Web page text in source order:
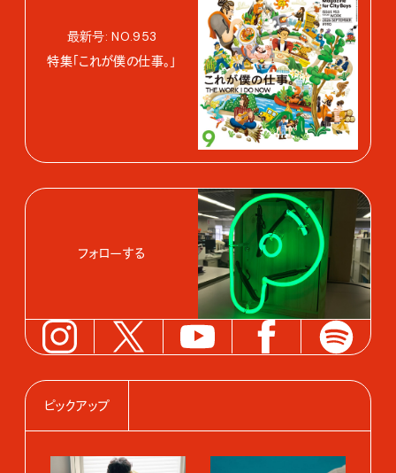
最新号: NO.953
特集「これが僕の仕事。」
フォローする
ピックアップ